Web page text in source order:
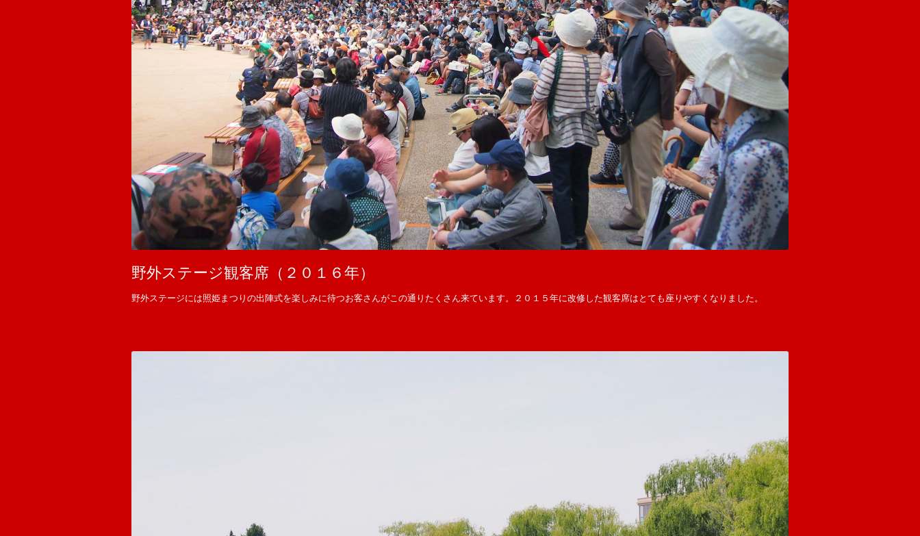
野外ステージ観客席（２０１６年）
野外ステージには照姫まつりの出陣式を楽しみに待つお客さんがこの通りたくさん来ています。２０１５年に改修した観客席はとても座りやすくなりました。